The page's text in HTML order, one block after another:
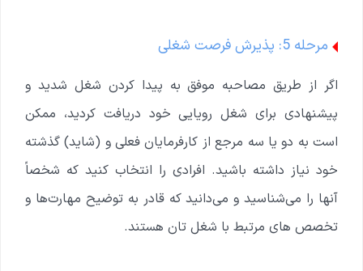
مرحله 5: پذیرش فرصت شغلی
اگر از طریق مصاحبه موفق به پیدا کردن شغل شدید و
پیشنهادی برای شغل رویایی خود دریافت کردید، ممکن
است به دو یا سه مرجع از کارفرمایان فعلی و (شاید) گذشته
خود نیاز داشته باشید. افرادی را انتخاب کنید که شخصاً
آنها را می‌شناسید و می‌دانید که قادر به توضیح مهارت‌ها و
تخصص های مرتبط با شغل تان هستند.